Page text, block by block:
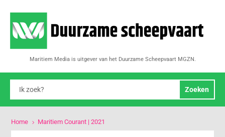
Maritiem Media is uitgever van het Duurzame Scheepvaart MGZN.
Home 5 Maritiem Courant | 2021